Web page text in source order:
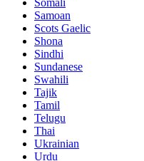
Somali
Samoan
Scots Gaelic
Shona
Sindhi
Sundanese
Swahili
Tajik
Tamil
Telugu
Thai
Ukrainian
Urdu